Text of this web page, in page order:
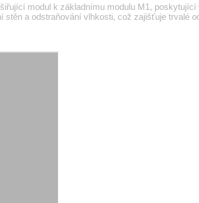
modul k základnímu modulu M1,
a odstraňování vlhkosti, což zajišťuje trvalé